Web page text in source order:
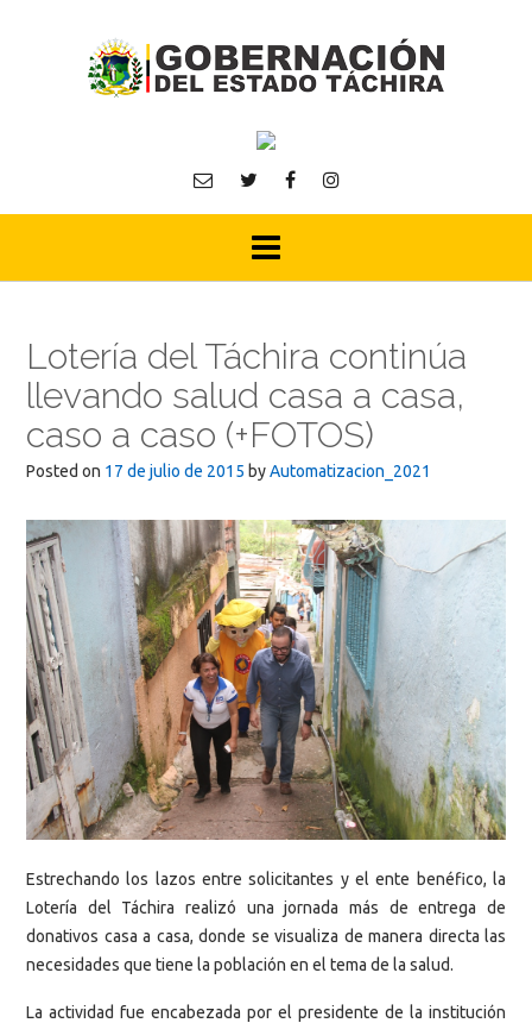
Lotería del Táchira continúa
llevando salud casa a casa,
caso a caso (+FOTOS)
Posted on 17 de julio de 2015 byAutomatizacion_2021
Estrechando los lazos entre solicitantes y el ente benéfico, la
Lotería del Táchira realizó una jornada más de entrega de
donativos casa a casa, donde se visualiza de manera directa las
necesidades que tiene la población en el tema de la salud.
La actividad fue encabezada por el presidente de la institución